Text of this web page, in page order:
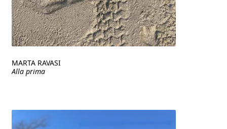
MARTA RAVASI
Alla prima